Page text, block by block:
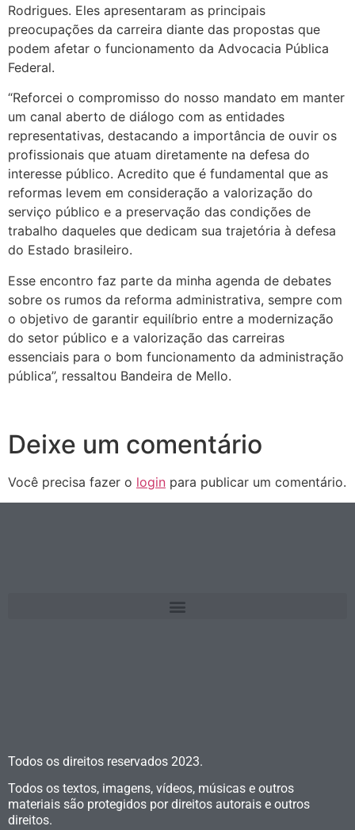
Rodrigues. Eles apresentaram as principais
preocupações da carreira diante das propostas que
podem afetar o funcionamento da Advocacia Pública
Federal.
“Reforcei o compromisso do nosso mandato em manter
um canal aberto de diálogo com as entidades
representativas, destacando a importância de ouvir os
profissionais que atuam diretamente na defesa do
interesse público. Acredito que é fundamental que as
reformas levem em consideração a valorização do
serviço público e a preservação das condições de
trabalho daqueles que dedicam sua trajetória à defesa
do Estado brasileiro.
Esse encontro faz parte da minha agenda de debates
sobre os rumos da reforma administrativa, sempre com
o objetivo de garantir equilíbrio entre a modernização
do setor público e a valorização das carreiras
essenciais para o bom funcionamento da administração
pública”, ressaltou Bandeira de Mello.
Deixe um comentário
Você precisa fazer o login para publicar um comentário.
Todos os direitos reservados 2023.
Todos os textos, imagens, vídeos, músicas e outros
materiais são protegidos por direitos autorais e outros
direitos.